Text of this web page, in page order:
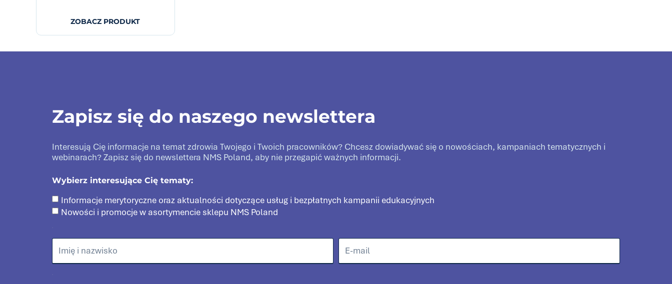
ZOBACZ PRODUKT
Zapisz się do naszego newslettera
Interesują Cię informacje na temat zdrowia Twojego i Twoich pracowników? Chcesz dowiadywać się o nowościach, kampaniach tematycznych i
webinarach? Zapisz się do newslettera NMS Poland, aby nie przegapić ważnych informacji.
Wybierz interesujące Cię tematy:
Informacje merytoryczne oraz aktualności dotyczące usług i bezpłatnych kampanii edukacyjnych
Nowości i promocje w asortymencie sklepu NMS Poland